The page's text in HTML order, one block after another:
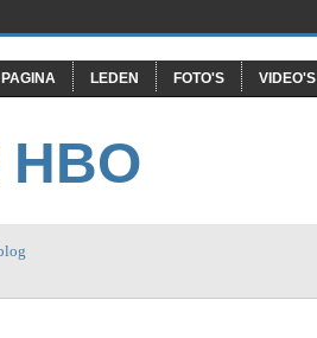
LEDEN FOTO'S VIDEO'S
HBO